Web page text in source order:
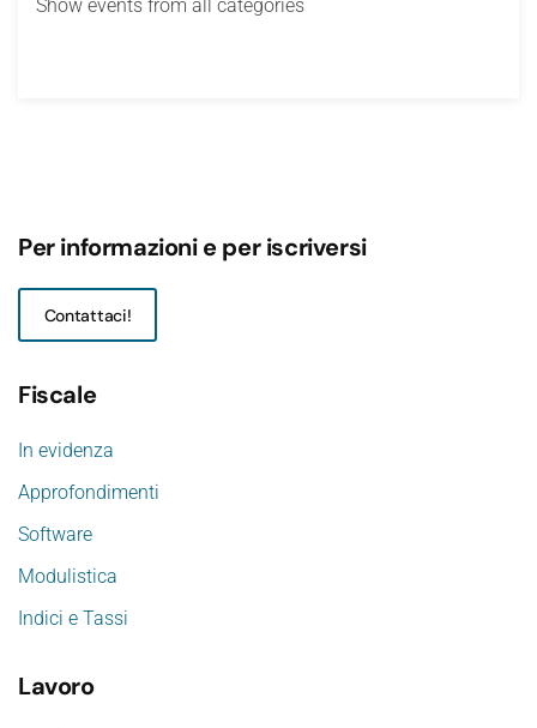
Show events from all categories
Per informazioni e per iscriversi
Contattaci!
Fiscale
In evidenza
Approfondimenti
Software
Modulistica
Indici e Tassi
Lavoro